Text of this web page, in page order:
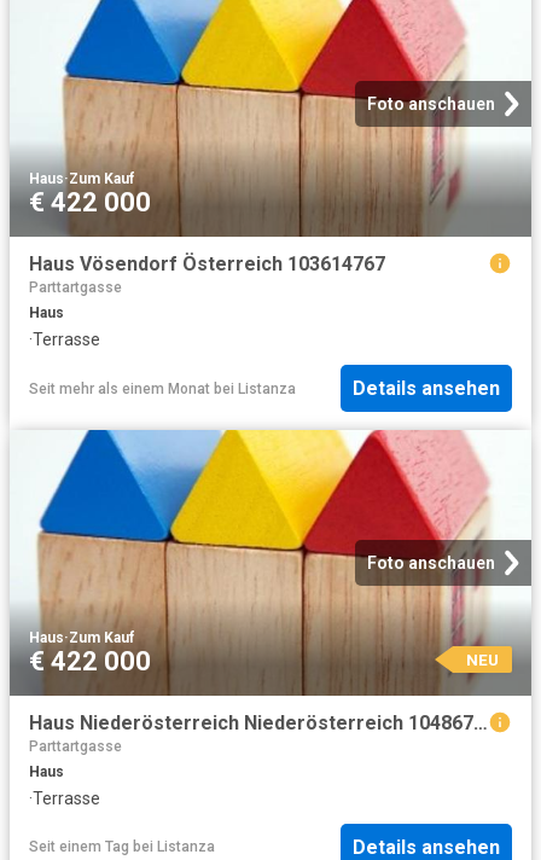
Foto anschauen
Haus·Zum Kauf
€ 422 000
Haus Vösendorf Österreich 103614767
Parttartgasse
Haus
·Terrasse
Seit mehr als einem Monat bei Listanza Details ansehen
Foto anschauen
Haus·Zum Kauf
€ 422 000 NEU
Haus Niederösterreich Niederösterreich 104867262
Parttartgasse
Haus
·Terrasse
Seit einem Tag bei Listanza Details ansehen